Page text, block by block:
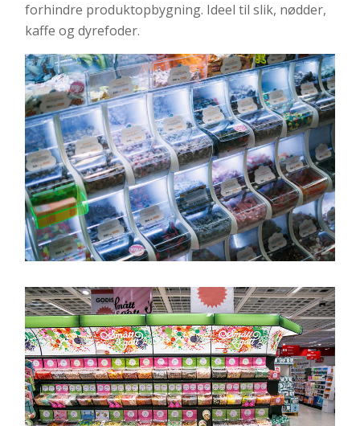
forhindre produktopbygning. Ideel til slik, nødder,
kaffe og dyrefoder.